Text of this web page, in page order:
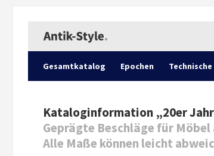
Gesamtkatalog Epochen
Kataloginformation „20er
Geprägte Beschläge für Möbel
Alle Maße können leicht